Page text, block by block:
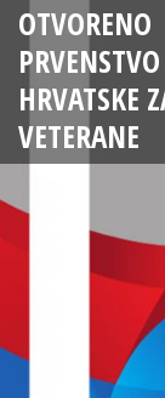
OTVORENO
PRVENSTVO
HRVATSKE
VETERANE